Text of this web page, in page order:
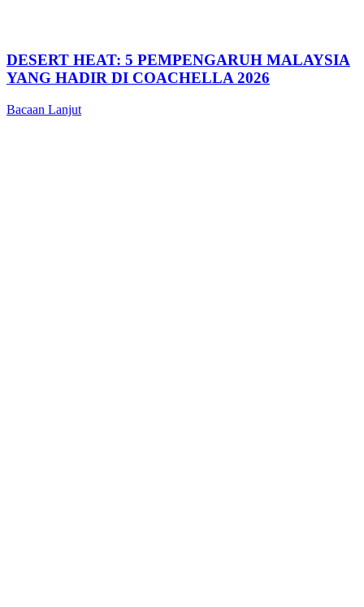
DESERT HEAT: 5 PEMPENGARUH MALAYSIA
YANG HADIR DI COACHELLA 2026
Bacaan Lanjut